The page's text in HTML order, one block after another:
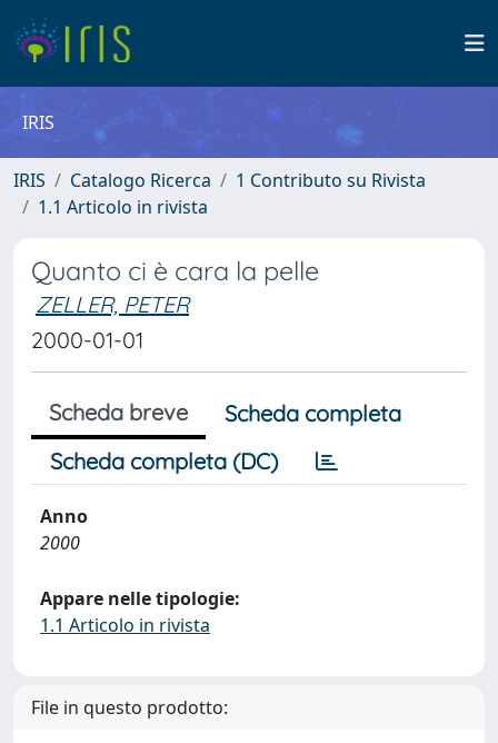
IRIS
IRIS Catalogo Ricerca
1 Contributo su Rivista
1.1 Articolo in rivista
Quanto ci è cara la pelle
ZELLER, PETER
2000-01-01
Scheda breve
Scheda completa
Scheda completa (DC)
Anno
2000
Appare nelle tipologie:
1.1 Articolo in rivista
File in questo prodotto: